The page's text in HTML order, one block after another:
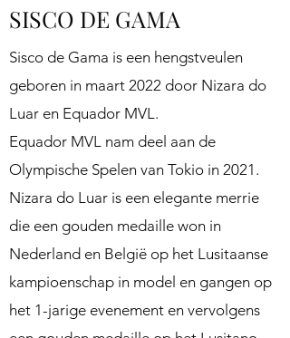
SISCO DE GAMA
Sisco de Gama is een hengstveulen
geboren in maart 2022 door Nizara do
Luar en Equador MVL.
Equador MVL nam deel aan de
Olympische Spelen van Tokio in 2021.
Nizara do Luar is een elegante merrie
die een gouden medaille won in
Nederland en België op het Lusitaanse
kampioenschap in model en gangen op
het 1-jarige evenement en vervolgens